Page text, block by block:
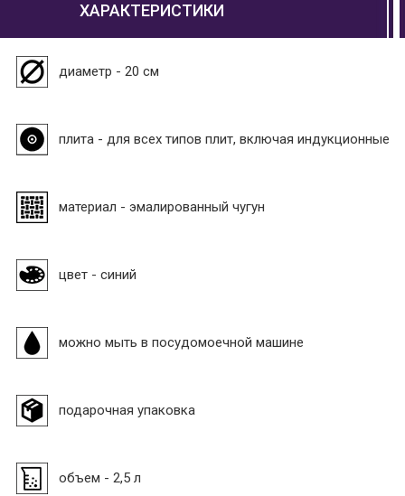
ХАРАКТЕРИСТИКИ
диаметр - 20 см
плита - для всех типов плит, включая индукционные
материал - эмалированный чугун
цвет - синий
можно мыть в посудомоечной машине
подарочная упаковка
объем - 2,5 л